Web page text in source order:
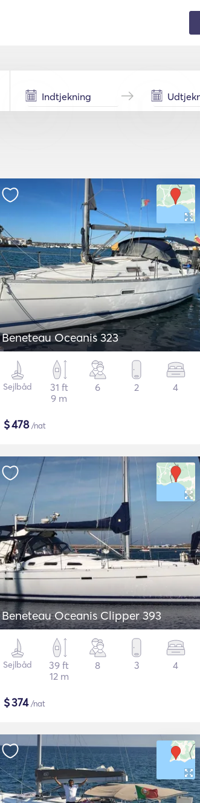
Beneteau Oceanis 323
Sejlbåd
31 ft
9 m
6 2 4
$478/nat
Beneteau Oceanis Clipper 393
Sejlbåd
39 ft
12 m
8 3 4
$374/nat